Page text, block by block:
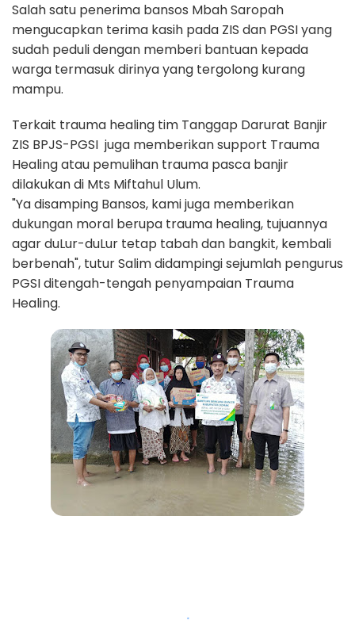
Salah satu penerima bansos Mbah Saropah
mengucapkan terima kasih pada ZIS dan PGSI yang
sudah peduli dengan memberi bantuan kepada
warga termasuk dirinya yang tergolong kurang
mampu.
Terkait trauma healing tim Tanggap Darurat Banjir
ZIS BPJS-PGSI juga memberikan support Trauma
Healing atau pemulihan trauma pasca banjir
dilakukan di Mts Miftahul Ulum.
"Ya disamping Bansos, kami juga memberikan
dukungan moral berupa trauma healing, tujuannya
agar duLur-duLur tetap tabah dan bangkit, kembali
berbenah", tutur Salim didampingi sejumlah pengurus
PGSI ditengah-tengah penyampaian Trauma
Healing.